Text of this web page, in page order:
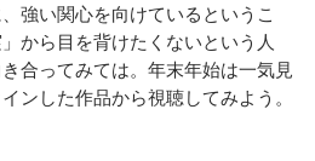
強い関心を向けているというこ
から目を背けたくないという人
合ってみては。年末年始は一気見
ンした作品から視聴してみよう。